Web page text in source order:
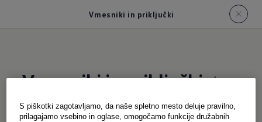
Vmesniki in priključki
Vmesniki in priključki:tu
je vse na svojem mestu
S piškotki zagotavljamo, da naše spletno mesto deluje pravilno,
prilagajamo vsebino in oglase, omogočamo funkcije družabnih